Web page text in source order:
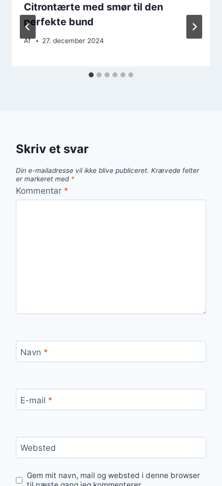
Citrontærte med smør til den
perfekte bund
Af 27. december 2024
Skriv et svar
Din e-mailadresse vil ikke blive publiceret. Krævede felter
er markeret med *
Kommentar *
Navn *
E-mail *
Websted
Gem mit navn, mail og websted i denne browser